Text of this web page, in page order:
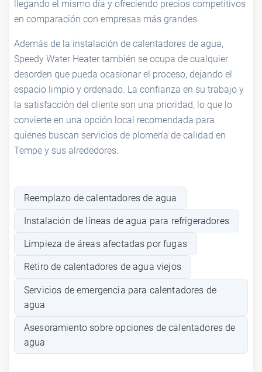
llegando el mismo día y ofreciendo precios competitivos
en comparación con empresas más grandes.
Además de la instalación de calentadores de agua,
Speedy Water Heater también se ocupa de cualquier
desorden que pueda ocasionar el proceso, dejando el
espacio limpio y ordenado. La confianza en su trabajo y
la satisfacción del cliente son una prioridad, lo que lo
convierte en una opción local recomendada para
quienes buscan servicios de plomería de calidad en
Tempe y sus alrededores.
Reemplazo de calentadores de agua
Instalación de líneas de agua para refrigeradores
Limpieza de áreas afectadas por fugas
Retiro de calentadores de agua viejos
Servicios de emergencia para calentadores de
agua
Asesoramiento sobre opciones de calentadores de
agua